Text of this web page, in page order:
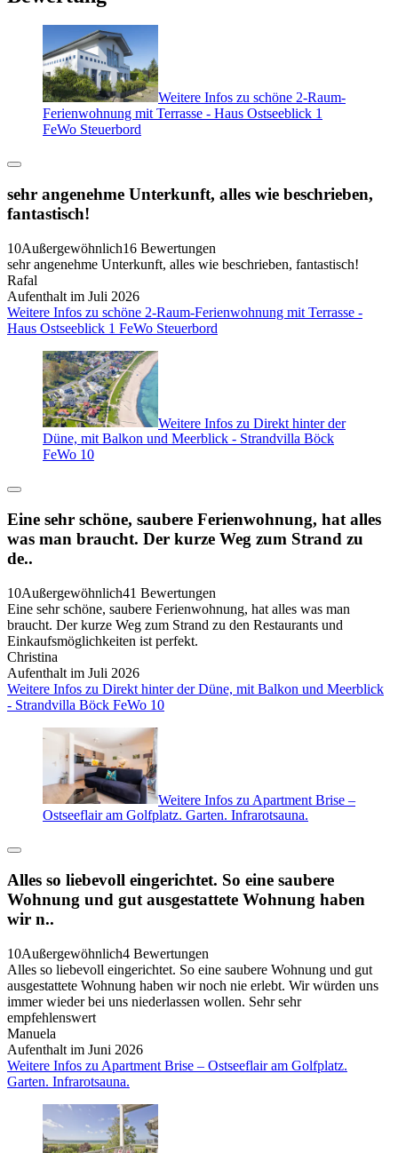
Weitere Infos zu schöne 2-Raum-
Ferienwohnung mit Terrasse - Haus Ostseeblick 1
FeWo Steuerbord
sehr angenehme Unterkunft, alles wie beschrieben,
fantastisch!
10Außergewöhnlich16 Bewertungen
sehr angenehme Unterkunft, alles wie beschrieben, fantastisch!
Rafal
Aufenthalt im Juli 2026
Weitere Infos zu schöne 2-Raum-Ferienwohnung mit Terrasse -
Haus Ostseeblick 1 FeWo Steuerbord
Weitere Infos zu Direkt hinter der
Düne, mit Balkon und Meerblick - Strandvilla Böck
FeWo 10
Eine sehr schöne, saubere Ferienwohnung, hat alles
was man braucht. Der kurze Weg zum Strand zu
de..
10Außergewöhnlich41 Bewertungen
Eine sehr schöne, saubere Ferienwohnung, hat alles was man
braucht. Der kurze Weg zum Strand zu den Restaurants und
Einkaufsmöglichkeiten ist perfekt.
Christina
Aufenthalt im Juli 2026
Weitere Infos zu Direkt hinter der Düne, mit Balkon und Meerblick
- Strandvilla Böck FeWo 10
Weitere Infos zu Apartment Brise –
Ostseeflair am Golfplatz. Garten. Infrarotsauna.
Alles so liebevoll eingerichtet. So eine saubere
Wohnung und gut ausgestattete Wohnung haben
wir n..
10Außergewöhnlich4 Bewertungen
Alles so liebevoll eingerichtet. So eine saubere Wohnung und gut
ausgestattete Wohnung haben wir noch nie erlebt. Wir würden uns
immer wieder bei uns niederlassen wollen. Sehr sehr
empfehlenswert
Manuela
Aufenthalt im Juni 2026
Weitere Infos zu Apartment Brise – Ostseeflair am Golfplatz.
Garten. Infrarotsauna.